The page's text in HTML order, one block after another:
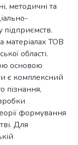
методичні та
матеріалах ТОВ
області.
основою
є комплексний
пізнання,
формування
Для